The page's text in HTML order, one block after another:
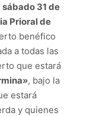
sábado 31 de
Prioral de
benéfico
a todas las
que estará
, bajo la
estará
y quienes